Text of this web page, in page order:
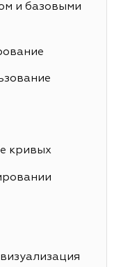
и базовыми
кривых